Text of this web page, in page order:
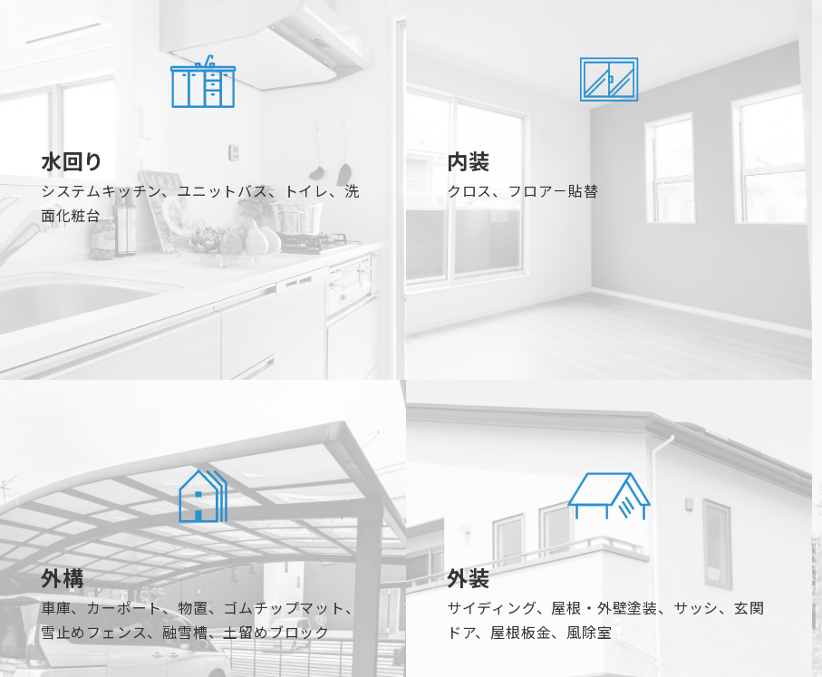
水回り
システムキッチン、ユニットバス、トイレ、洗
面化粧台
内装
クロス、フロア－貼替
外構
車庫、カーポート、物置、ゴムチップマット、
雪止めフェンス、融雪槽、土留めブロック
外装
サイディング、屋根・外壁塗装、サッシ、玄関
ドア、屋根板金、風除室